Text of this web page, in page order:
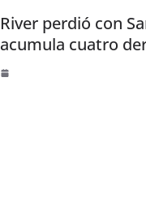
River perdió con
acumula cuatro